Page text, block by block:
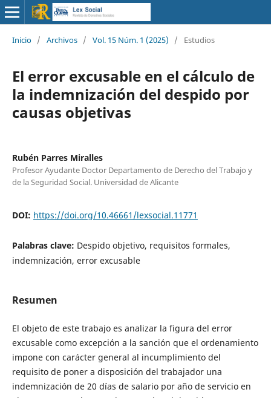
Inicio / Archivos / Vol. 15 Núm. 1 (2025) / Estudios
El error excusable en el cálculo de
la indemnización del despido por
causas objetivas
Rubén Parres Miralles
Profesor Ayudante Doctor Departamento de Derecho del Trabajo y
de la Seguridad Social. Universidad de Alicante
DOI: https://doi.org/10.46661/lexsocial.11771
Palabras clave: Despido objetivo, requisitos formales,
indemnización, error excusable
Resumen
El objeto de este trabajo es analizar la figura del error
excusable como excepción a la sanción que el ordenamiento
impone con carácter general al incumplimiento del
requisito de poner a disposición del trabajador una
indemnización de 20 días de salario por año de servicio en